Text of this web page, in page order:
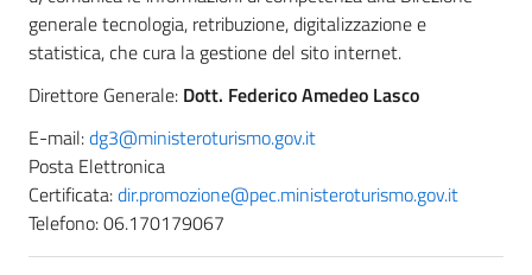
generale tecnologia, retribuzione, digitalizzazione e
statistica, che cura la gestione del sito internet.
Direttore Generale: Dott. Federico Amedeo Lasco
E-mail:dg3@ministeroturismo.gov.it
Posta Elettronica
Certificata:dir.promozione@pec.ministeroturismo.gov.it
Telefono: 06.170179067